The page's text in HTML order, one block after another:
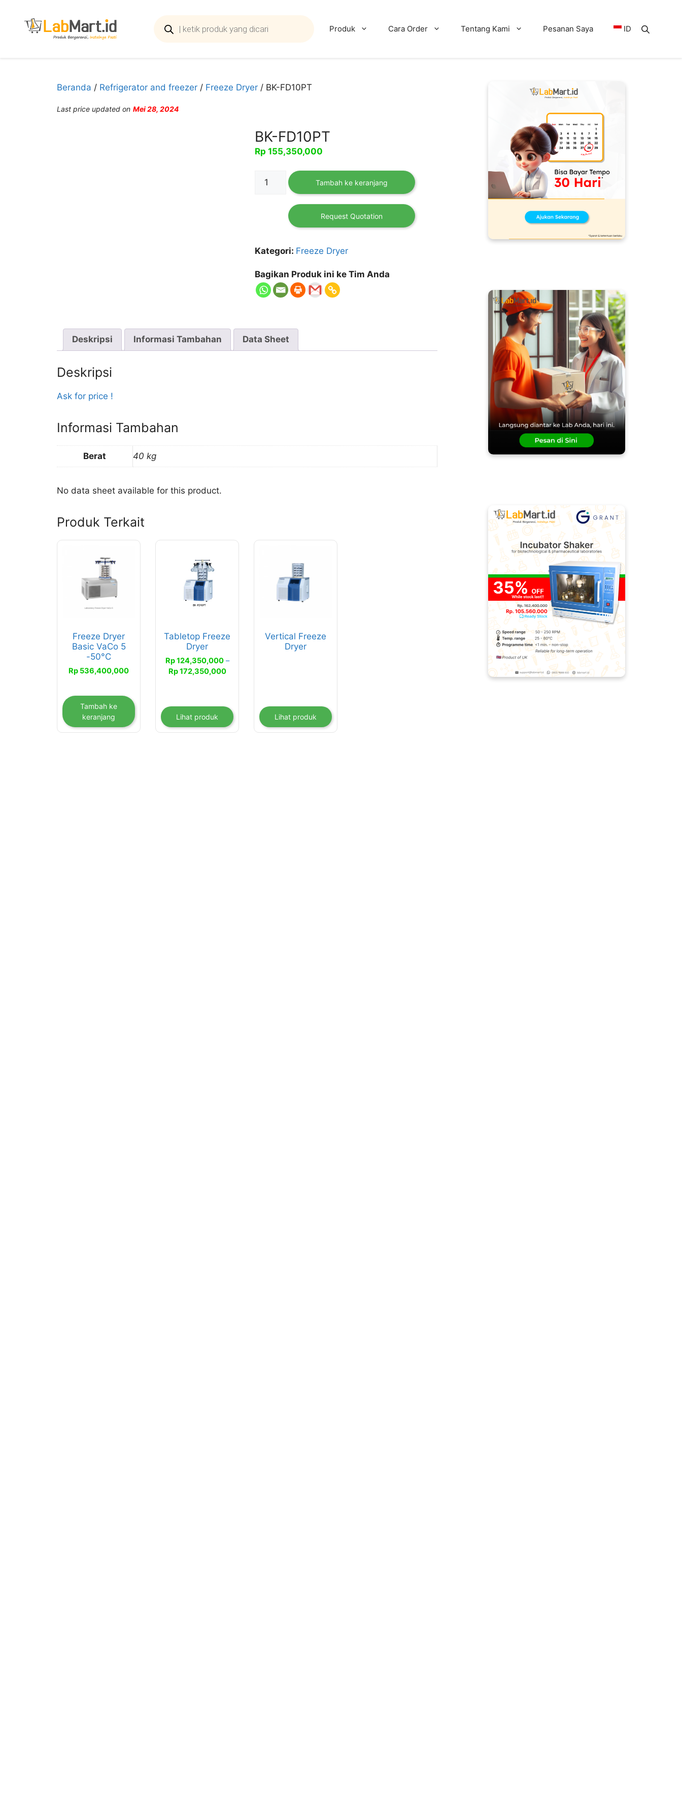
search
Produk Cara Order Tentang Kami Pesanan Saya ID
Beranda / Refrigerator and freezer / Freeze Dryer / BK-FD10PT
Last price updated on Mei 28, 2024
BK-FD10PT
Rp 155,350,000
Kuantitas
Tambah ke keranjang
Request Quotation
Kategori: Freeze Dryer
Bagikan Produk ini ke Tim Anda
Deskripsi Informasi Tambahan Data Sheet
Deskripsi
Ask for price !
Informasi Tambahan
Berat 40 kg
No data sheet available for this product.
Produk Terkait
Freeze Dryer
Basic VaCo 5
-50°C
Rp 536,400,000
Tambah ke
keranjang
Tabletop Freeze
Dryer
Rp124,350,000 –
Rp172,350,000Rentang
Rp 172,350,000
Lihat produk
Vertical Freeze
Dryer
Lihat produk